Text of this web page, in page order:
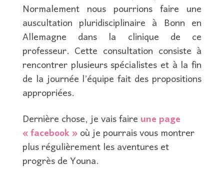
Normalement nous pourrions faire une
auscultation pluridisciplinaire à Bonn en
Allemagne dans la clinique de ce
professeur. Cette consultation consiste à
rencontrer plusieurs spécialistes et à la fin
de la journée l’équipe fait des propositions
appropriées.
Dernière chose, je vais faireune page
« facebook »où je pourrais vous montrer
plus régulièrement les aventures et
progrès de Youna.